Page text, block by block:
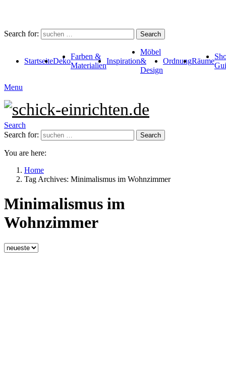
Search for: Search
StartseiteDeko
Farben &
Materialien
Inspiration
Möbel
&
Design
OrdnungRäume
Menu
Search
Search for:
Search
You are here:
Home
Tag Archives: Minimalismus im Wohnzimmer
Minimalismus im
Wohnzimmer